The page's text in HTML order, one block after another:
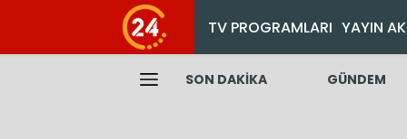
TV PROGRAMLARI YAYIN
SON DAKİKA GÜNDEM